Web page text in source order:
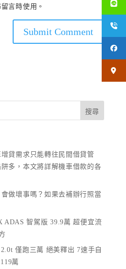
言時使用。
貸需求只能轉往民間借貸管
多，本文將詳解機車借款的各
做壞事嗎？如果去補辦行照當
ADAS 智駕版 39.9萬 超便宜流
僅跑三萬 絕美釋出 7速手自
萬